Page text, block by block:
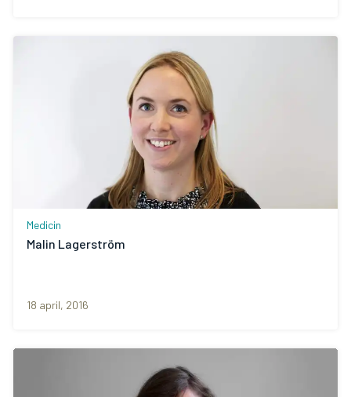
Medicin
Malin Lagerström
18 april, 2016